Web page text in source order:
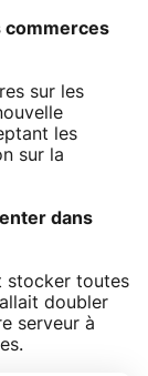
commerces
sur les
les
sur la
dans
stocker toutes
doubler
serveur à